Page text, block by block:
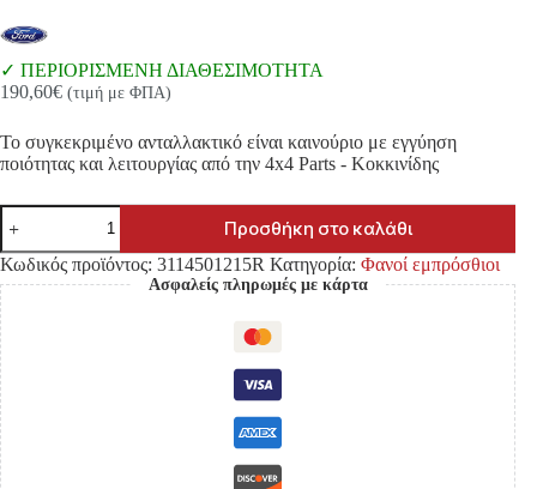
ΠΕΡΙΟΡΙΣΜΕΝΗ ΔΙΑΘΕΣΙΜΟΤΗΤΑ
190,60€ (τιμή με ΦΠΑ)
Το συγκεκριμένο ανταλλακτικό είναι καινούριο με εγγύηση
ποιότητας και λειτουργίας από την 4x4 Parts - Κοκκινίδης
ΦΑΝΟΣ
ΕΜΠΡΟΣΘΙΟΣ
FORD
RANGER
'15-
'19
(H11/H15)
E4
ΗΛΕΚΤΡΙΚΟΣ
ΜΕ
DAY
LIGHT
ΔΕΞΙΑ
ποσότητα
Προσθήκη στο καλάθι
Κωδικός προϊόντος: 3114501215R Κατηγορία: Φανοί εμπρόσθιοι
Ασφαλείς πληρωμές με κάρτα